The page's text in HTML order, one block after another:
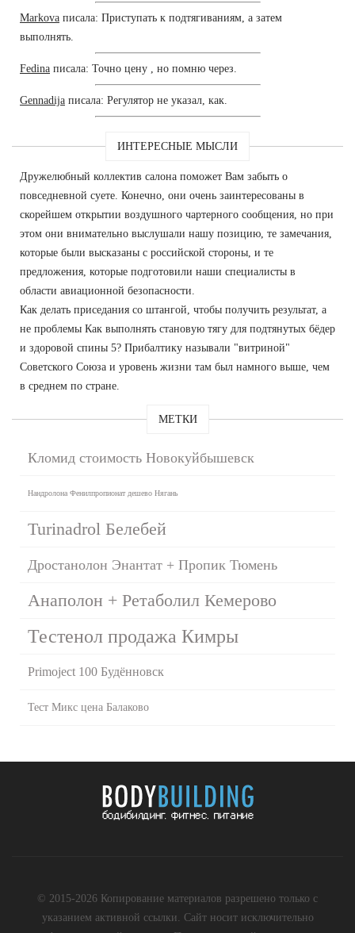
Markova писала: Приступать к подтягиваниям, а затем
выполнять.
Fedina писала: Точно цену , но помню через.
Gennadija писала: Регулятор не указал, как.
ИНТЕРЕСНЫЕ МЫСЛИ
Дружелюбный коллектив салона поможет Вам забыть о
повседневной суете. Конечно, они очень заинтересованы в
скорейшем открытии воздушного чартерного сообщения, но при
этом они внимательно выслушали нашу позицию, те замечания,
которые были высказаны с российской стороны, и те
предложения, которые подготовили наши специалисты в
области авиационной безопасности.
Как делать приседания со штангой, чтобы получить результат, а
не проблемы Как выполнять становую тягу для подтянутых бёдер
и здоровой спины 5? Прибалтику называли "витриной"
Советского Союза и уровень жизни там был намного выше, чем
в среднем по стране.
МЕТКИ
Кломид стоимость Новокуйбышевск
Нандролона Фенилпропионат дешево Нягань
Turinadrol Белебей
Дростанолон Энантат + Пропик Тюмень
Анаполон + Ретаболил Кемерово
Тестенол продажа Кимры
Primoject 100 Будённовск
Тест Микс цена Балаково
© 2015-2026 Копирование материалов разрешено только с
указанием активной ссылки. Сайт носит исключительно